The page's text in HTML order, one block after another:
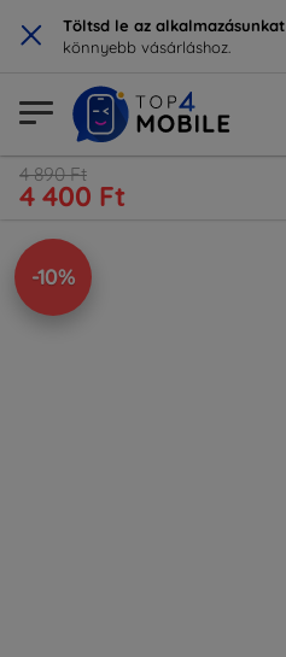
× Töltsd le az alkalmazásunkat
könnyebb vásárláshoz.
4 890 Ft
4 400 Ft
-10%